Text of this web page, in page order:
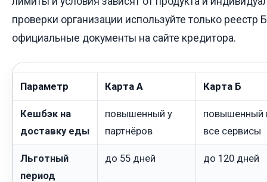
проверки организации используйте только реестр
официальные документы на сайте кредитора.
Параметр Карта А Карта Б
Кешбэк на
доставку еды
повышенный у
партнёров
повышенный
все сервисы
Льготный
период
до 55 дней до 120 дней